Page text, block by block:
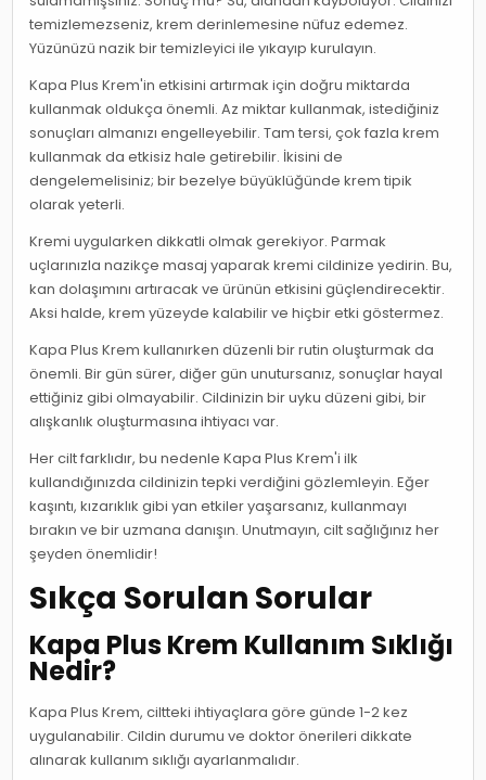
temizlemezseniz, krem derinlemesine nüfuz edemez.
Yüzünüzü nazik bir temizleyici ile yıkayıp kurulayın.
Kapa Plus Krem'in etkisini artırmak için doğru miktarda
kullanmak oldukça önemli. Az miktar kullanmak, istediğiniz
sonuçları almanızı engelleyebilir. Tam tersi, çok fazla krem
kullanmak da etkisiz hale getirebilir. İkisini de
dengelemelisiniz; bir bezelye büyüklüğünde krem tipik
olarak yeterli.
Kremi uygularken dikkatli olmak gerekiyor. Parmak
uçlarınızla nazikçe masaj yaparak kremi cildinize yedirin. Bu,
kan dolaşımını artıracak ve ürünün etkisini güçlendirecektir.
Aksi halde, krem yüzeyde kalabilir ve hiçbir etki göstermez.
Kapa Plus Krem kullanırken düzenli bir rutin oluşturmak da
önemli. Bir gün sürer, diğer gün unutursanız, sonuçlar hayal
ettiğiniz gibi olmayabilir. Cildinizin bir uyku düzeni gibi, bir
alışkanlık oluşturmasına ihtiyacı var.
Her cilt farklıdır, bu nedenle Kapa Plus Krem'i ilk
kullandığınızda cildinizin tepki verdiğini gözlemleyin. Eğer
kaşıntı, kızarıklık gibi yan etkiler yaşarsanız, kullanmayı
bırakın ve bir uzmana danışın. Unutmayın, cilt sağlığınız her
şeyden önemlidir!
Sıkça Sorulan Sorular
Kapa Plus Krem Kullanım Sıklığı
Nedir?
Kapa Plus Krem, ciltteki ihtiyaçlara göre günde 1-2 kez
uygulanabilir. Cildin durumu ve doktor önerileri dikkate
alınarak kullanım sıklığı ayarlanmalıdır.